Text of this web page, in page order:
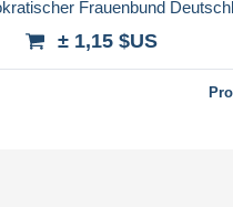
Frauenbund
± 1,15 $US